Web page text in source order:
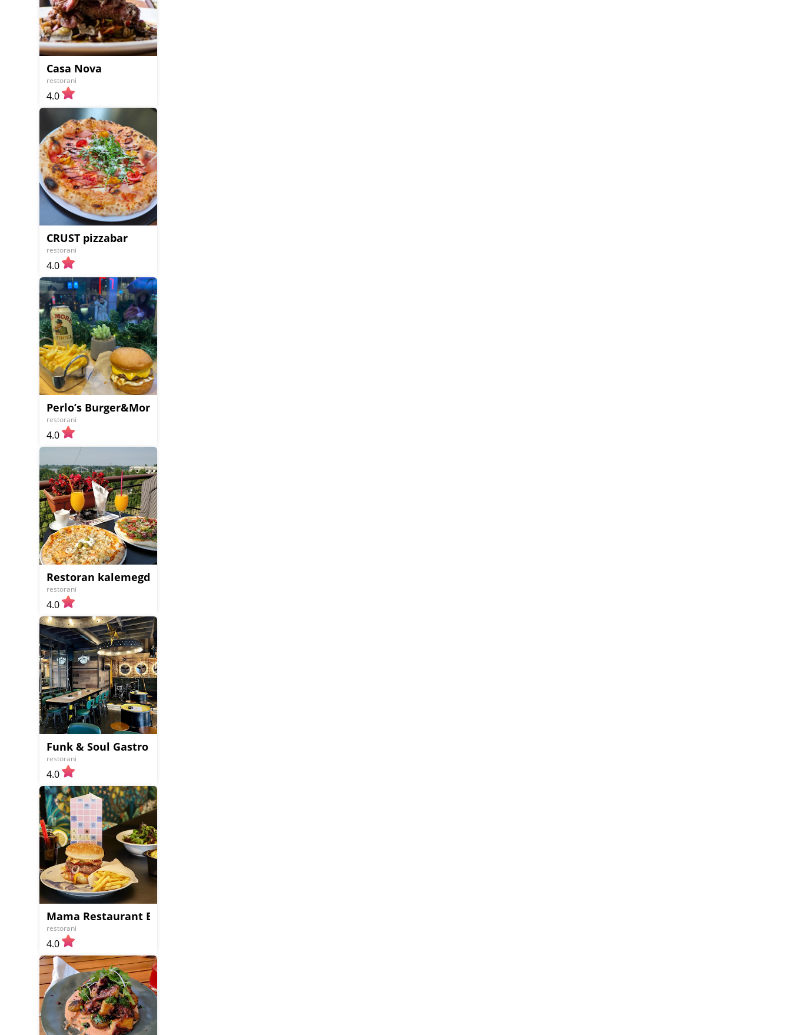
Casa Nova
restorani
4.0
CRUST pizzabar
restorani
4.0
Perlo’s Burger&More (Est. 2021)
restorani
4.0
Restoran kalemegdanska terasa
restorani
4.0
Funk & Soul Gastro Pub
restorani
4.0
Mama Restaurant Belgrade
restorani
4.0